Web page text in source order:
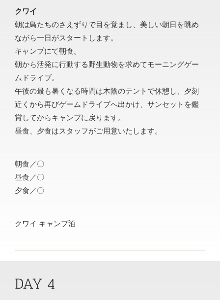
クワイ
朝は鳥たちのさえずりで目を覚まし、美しい朝日を眺め
ながら一日がスタートします。
キャンプにて朝食。
朝から活発に行動する野生動物を求めてモーニングゲー
ムドライブ。
午後の最も暑くなる時間は木陰のテントで休憩し、夕刻
近くから再びゲームドライブへ出かけ、サンセットを鑑
賞してからキャンプに戻ります。
昼食、夕食はスタッフがご用意いたします。
朝食／〇
昼食／〇
夕食／〇
クワイ キャンプ泊
DAY 4